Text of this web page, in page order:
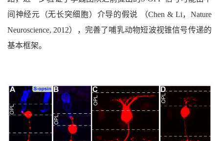
间神经元（无长突细胞）介导的假说 （Chen & Li，Nature
Neuroscience, 2012），完善了哺乳动物短波视锥信号传递的
基本框架。